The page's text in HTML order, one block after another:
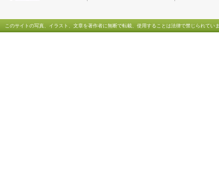
このサイトの写真、イラスト、文章を著作者に無断で転載、使用することは法律で禁じられてい